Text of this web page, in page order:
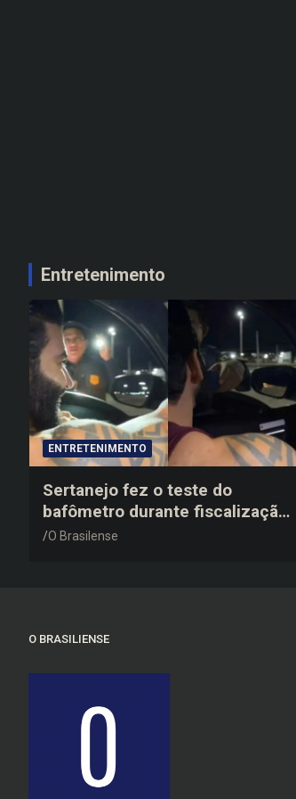
Entretenimento
ENTRETENIMENTO
Sertanejo fez o teste do
bafômetro durante fiscalização
na estrada, deu resultado
O Brasilense
O BRASILIENSE